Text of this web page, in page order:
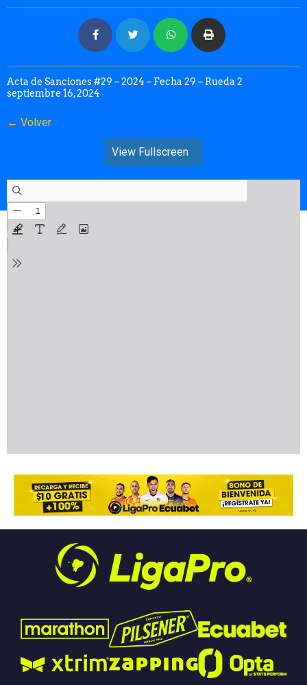
Acta de Sanciones #29 – 2024 – Fecha 29 – Rueda 2
septiembre 16, 2024
← Volver
View Fullscreen